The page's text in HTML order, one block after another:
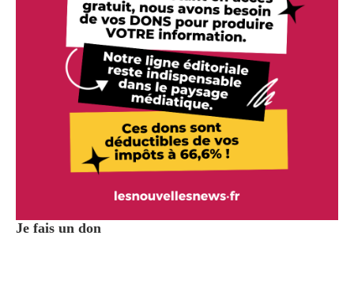
Je fais un don